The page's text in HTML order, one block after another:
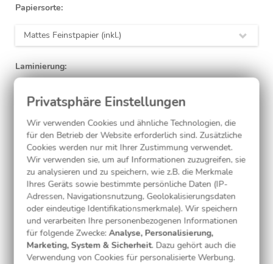
Papiersorte:
Mattes Feinstpapier (inkl.)
Laminierung:
ohne
Jetzt gestalten
Kostenlose Musterkarte
Wir verwenden Cookies und ähnliche Technologien, die
für den Betrieb der Website erforderlich sind. Zusätzliche
Cookies werden nur mit Ihrer Zustimmung verwendet.
Wir verwenden sie, um auf Informationen zuzugreifen, sie
zu analysieren und zu speichern, wie z.B. die Merkmale
Ihres Geräts sowie bestimmte persönliche Daten (IP-
Adressen, Navigationsnutzung, Geolokalisierungsdaten
oder eindeutige Identifikationsmerkmale). Wir speichern
und verarbeiten Ihre personenbezogenen Informationen
für folgende Zwecke:Analyse, Personalisierung,
Marketing, System & Sicherheit. Dazu gehört auch die
Verwendung von Cookies für personalisierte Werbung.